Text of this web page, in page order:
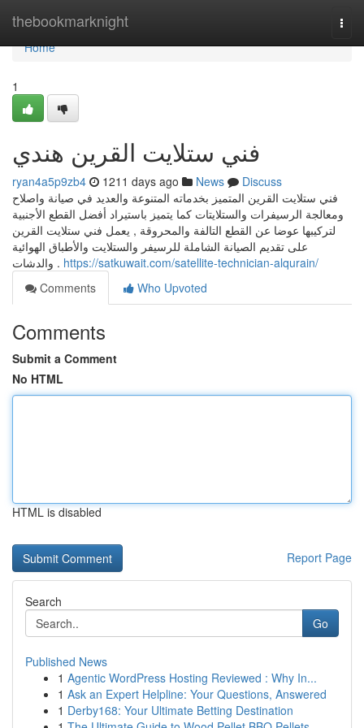
thebookmarknight
Home
Home
1
فني ستلايت القرين هندي
ryan4a5p9zb4 1211 days ago News
Discuss
فني ستلايت القرين المتميز بخدماته المتنوعة والعديد في صيانة واصلاح
ومعالجة الرسيفرات والستلايتات كما يتميز باستيراد أفضل القطع الأجنبية
لتركيبها عوضا عن القطع التالفة والمحروقة , يعمل فني ستلايت القرين
على تقديم الصيانة الشاملة للرسيفر والستلايت والأطباق الهوائية
والدشات . https://satkuwait.com/satellite-technician-alqurain/
Comments
Who Upvoted
Comments
Submit a Comment
No HTML
HTML is disabled
Report Page
Search
Go
Published News
1 Agentic WordPress Hosting Reviewed : Why In...
1 Ask an Expert Helpline: Your Questions, Answered
1 Derby168: Your Ultimate Betting Destination